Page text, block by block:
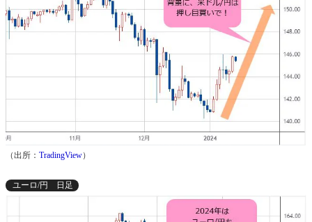
（出所： TradingView）
ユーロ/円 日足